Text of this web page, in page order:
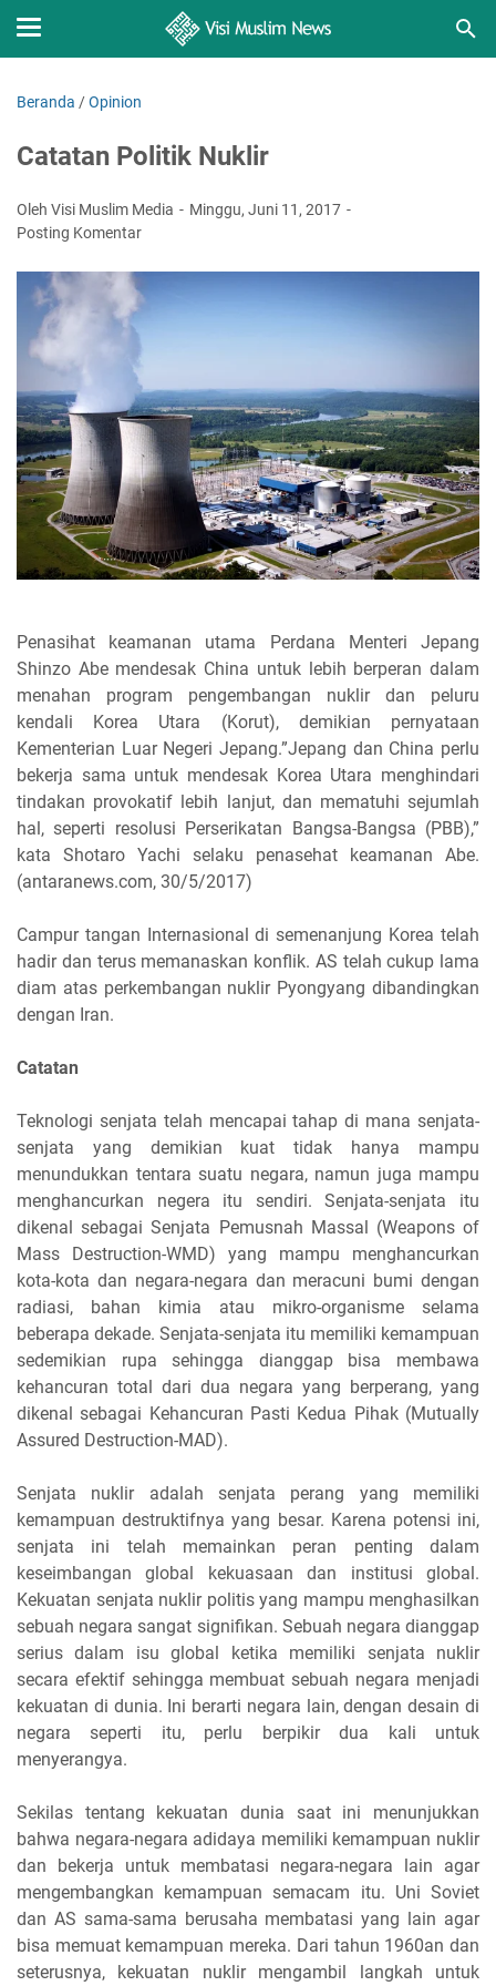
Beranda /Opinion
Catatan Politik Nuklir
Oleh Visi Muslim Media
Minggu, Juni 11, 2017
Posting Komentar
Penasihat keamanan utama Perdana Menteri Jepang
Shinzo Abe mendesak China untuk lebih berperan dalam
menahan program pengembangan nuklir dan peluru
kendali Korea Utara (Korut), demikian pernyataan
Kementerian Luar Negeri Jepang.”Jepang dan China perlu
bekerja sama untuk mendesak Korea Utara menghindari
tindakan provokatif lebih lanjut, dan mematuhi sejumlah
hal, seperti resolusi Perserikatan Bangsa-Bangsa (PBB),”
kata Shotaro Yachi selaku penasehat keamanan Abe.
(antaranews.com, 30/5/2017)
Campur tangan Internasional di semenanjung Korea telah
hadir dan terus memanaskan konflik. AS telah cukup lama
diam atas perkembangan nuklir Pyongyang dibandingkan
dengan Iran.
Catatan
Teknologi senjata telah mencapai tahap di mana senjata-
senjata yang demikian kuat tidak hanya mampu
menundukkan tentara suatu negara, namun juga mampu
menghancurkan negera itu sendiri. Senjata-senjata itu
dikenal sebagai Senjata Pemusnah Massal (Weapons of
Mass Destruction-WMD) yang mampu menghancurkan
kota-kota dan negara-negara dan meracuni bumi dengan
radiasi, bahan kimia atau mikro-organisme selama
beberapa dekade. Senjata-senjata itu memiliki kemampuan
sedemikian rupa sehingga dianggap bisa membawa
kehancuran total dari dua negara yang berperang, yang
dikenal sebagai Kehancuran Pasti Kedua Pihak (Mutually
Assured Destruction-MAD).
Senjata nuklir adalah senjata perang yang memiliki
kemampuan destruktifnya yang besar. Karena potensi ini,
senjata ini telah memainkan peran penting dalam
keseimbangan global kekuasaan dan institusi global.
Kekuatan senjata nuklir politis yang mampu menghasilkan
sebuah negara sangat signifikan. Sebuah negara dianggap
serius dalam isu global ketika memiliki senjata nuklir
secara efektif sehingga membuat sebuah negara menjadi
kekuatan di dunia. Ini berarti negara lain, dengan desain di
negara seperti itu, perlu berpikir dua kali untuk
menyerangya.
Sekilas tentang kekuatan dunia saat ini menunjukkan
bahwa negara-negara adidaya memiliki kemampuan nuklir
dan bekerja untuk membatasi negara-negara lain agar
mengembangkan kemampuan semacam itu. Uni Soviet
dan AS sama-sama berusaha membatasi yang lain agar
bisa memuat kemampuan mereka. Dari tahun 1960an dan
seterusnya, kekuatan nuklir mengambil langkah untuk